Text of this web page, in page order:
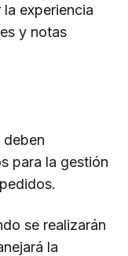
experiencia
y notas
deben
para la gestión
se realizarán
la